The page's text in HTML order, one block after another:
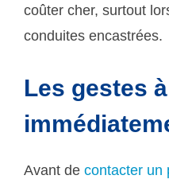
coûter cher, surtout
conduites encastrées.
Les gestes
Avant de contacter un